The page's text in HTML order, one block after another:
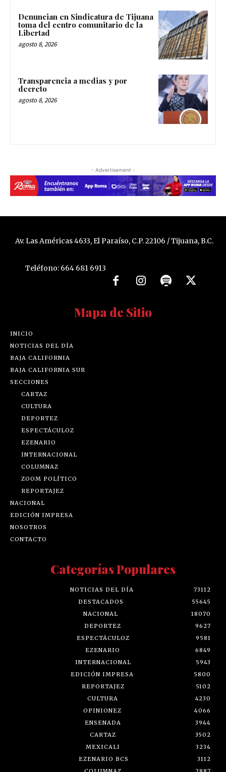
Denuncian en Sindicatura de Tijuana
toma del centro comunitario de la
Libertad
agosto 8, 2026
Transparencia a medias y por
decreto
agosto 8, 2026
- Advertisement -
Av. Las Américas 4633, El Paraíso, C.P. 22106 / Tijuana, B.C.
Teléfono: 664 681 6913
Mapa de Sitio
INICIO
NOTICIAS DEL DÍA
BAJA CALIFORNIA
BAJA CALIFORNIA SUR
SECCIONES
CARTAZ
CULTURA
DEPORTEZ
ESPECTÁCULOZ
EZENARIO
INTERNACIONAL
COLUMNAZ
ZOOM POLÍTICO
REPORTAJEZ
NACIONAL
EDICIÓN IMPRESA
NOSOTROS
CONTACTO
Categorías Populares
NOTICIAS DEL DÍA
73112
DESTACADOS
55645
NACIONAL
18070
DEPORTEZ
9627
ESPECTÁCULOZ
9581
EZENARIO
6849
INTERNACIONAL
5943
EDICIÓN IMPRESA
5800
REPORTAJEZ
5102
CULTURA
4230
OPINIONEZ
4066
ENSENADA
3944
CARTAZ
3502
MEXICALI
3234
EZENARIO BCS
3112